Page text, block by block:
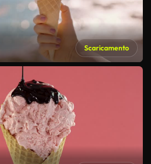
Scaricamento